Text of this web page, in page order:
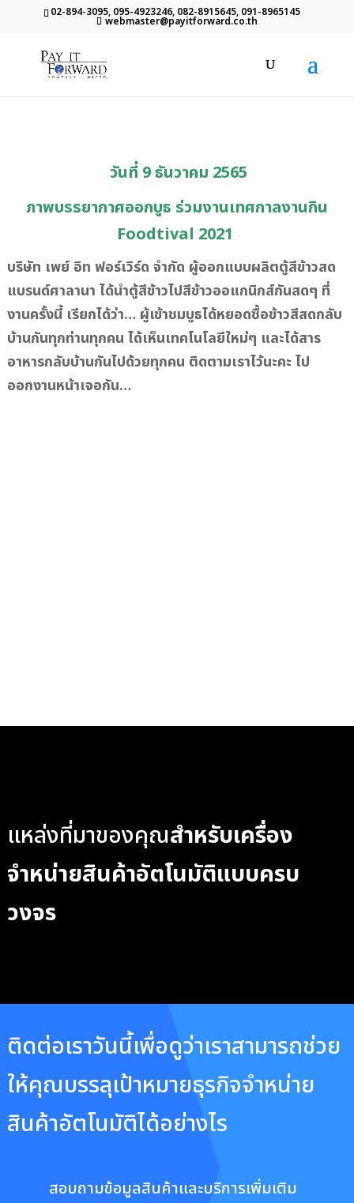
02-894-3095, 095-4923246, 082-8915645, 091-8965145
webmaster@payitforward.co.th
วันที่ 9 ธันวาคม 2565
ภาพบรรยากาศออกบูธ ร่วมงานเทศกาลงานกิน
Foodtival 2021
บริษัท เพย์ อิท ฟอร์เวิร์ด จำกัด ผู้ออกแบบผลิตตู้สีข้าวสด
แบรนด์ศาลานา ได้นำตู้สีข้าวไปสีข้าวออแกนิกส์กันสดๆ ที่
งานครั้งนี้ เรียกได้ว่า… ผู้เข้าชมบูธได้หยอดซื้อข้าวสีสดกลับ
บ้านกันทุกท่านทุกคน ได้เห็นเทคโนโลยีใหม่ๆ และได้สาร
อาหารกลับบ้านกันไปด้วยทุกคน ติดตามเราไว้นะคะ ไป
ออกงานหน้าเจอกัน…
แหล่งที่มาของคุณสำหรับเครื่อง
จำหน่ายสินค้าอัตโนมัติแบบครบ
วงจร
ติดต่อเราวันนี้เพื่อดูว่าเราสามารถช่วย
ให้คุณบรรลุเป้าหมายธุรกิจจำหน่าย
สินค้าอัตโนมัติได้อย่างไร
สอบถามข้อมูลสินค้าและบริการเพิ่มเติม